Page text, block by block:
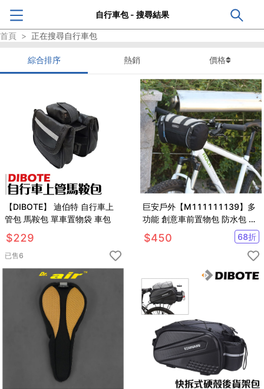
自行車包 - 搜尋結果
首頁 > 正在搜尋自行車包
綜合排序 熱銷 價格
【DIBOTE】 迪伯特 自行車上
管包 馬鞍包 單車置物袋 車包
$229
已售6
巨安戶外【M111111139】多
功能 創意車前置物包 防水包 收
納包
$450 68折